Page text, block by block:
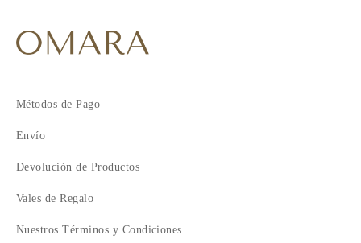
11
14
16
Métodos de Pago
Envío
Devolución de Productos
Vales de Regalo
Nuestros Términos y Condiciones